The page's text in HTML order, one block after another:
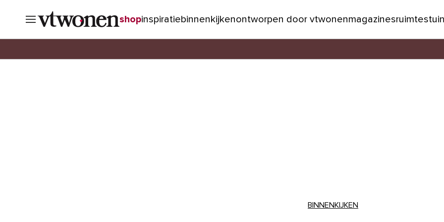
shopinspiratiebinnenkijkenontworpen door vtwonenmagazinesruimtestuin
BINNENKIJKEN